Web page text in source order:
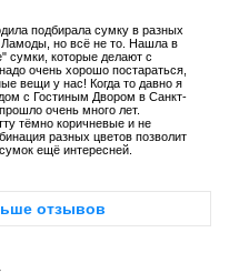
подбирала сумку в разных
Ламоды, но всё не то. Нашла в
сумки, которые делают с
очень хорошо постараться,
вещи у нас! Когда то давно я
с Гостиным Двором в Санкт-
очень много лет.
тёмно коричневые и не
разных цветов позволит
ещё интересней.
отзывов